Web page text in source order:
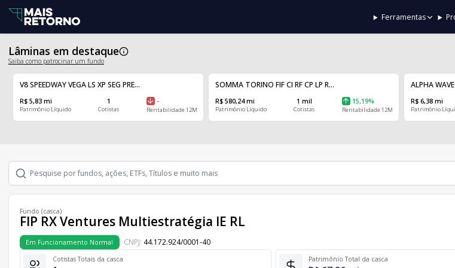
Ferramentas
Lâminas em destaque
Saiba como patrocinar um fundo
V8 SPEEDWAY VEGA LS XP SEG PRE...
R$ 5,83 mi
Patrimônio Líquido
1
Cotistas
-
Rentabilidade 12M
SOMMA TORINO FIF CI RF CP LP R...
R$ 580,24 mi
Patrimônio Líquido
1 mil
Cotistas
15,19%
Rentabilidade 12M
ALPHA
R$ 6,38 mi
Patrimônio
Fundo (casca)
FIP RX Ventures Multiestratégia IE RL
Em Funcionamento Normal CNPJ: 44.172.924/0001-40
Cotistas Totais da casca Patrimônio Total da casca